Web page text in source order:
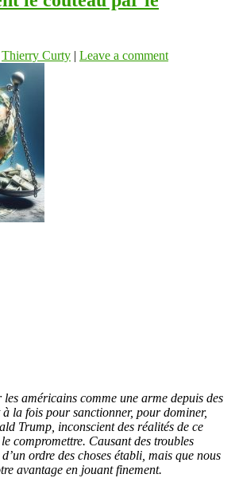
Thierry Curty | Leave a comment
américains comme une arme depuis des
à la fois pour sanctionner, pour dominer,
Trump, inconscient des réalités de ce
compromettre. Causant des troubles
ordre des choses établi, mais que nous
avantage en jouant finement.